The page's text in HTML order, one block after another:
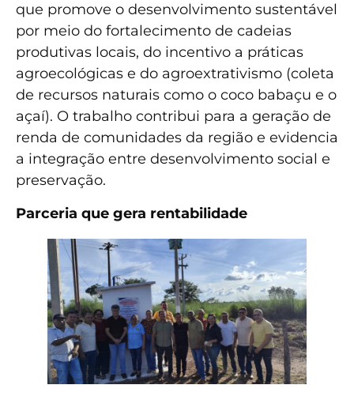
que promove o desenvolvimento sustentável
por meio do fortalecimento de cadeias
produtivas locais, do incentivo a práticas
agroecológicas e do agroextrativismo (coleta
de recursos naturais como o coco babaçu e o
açaí). O trabalho contribui para a geração de
renda de comunidades da região e evidencia
a integração entre desenvolvimento social e
preservação.
Parceria que gera rentabilidade